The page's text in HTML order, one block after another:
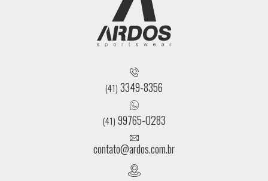
(41) 3349-8356
(41) 99765-0283
contato@ardos.com.br